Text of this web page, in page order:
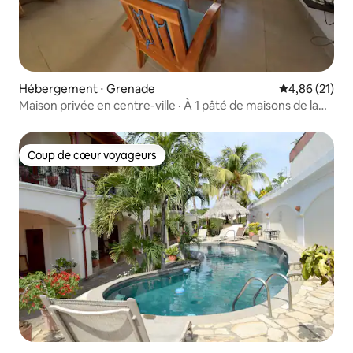
Hébergement ⋅ Grenade Évaluation
4,86 (21)
Maison privée en centre-ville · À 1 pâté de maisons de la
Coup de cœur voyageurs
Coup de cœur voyageurs